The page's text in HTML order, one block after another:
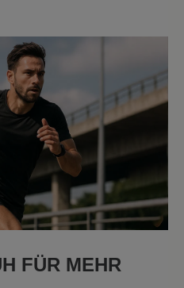
Schuh
Der Schuh tat
am Fuß weh.
verschiedenen
FÜR MEHR